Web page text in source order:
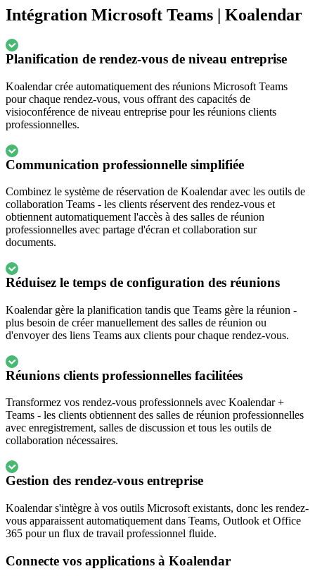
Intégration Microsoft Teams | Koalendar
Planification de rendez-vous de niveau entreprise
Koalendar crée automatiquement des réunions Microsoft Teams
pour chaque rendez-vous, vous offrant des capacités de
visioconférence de niveau entreprise pour les réunions clients
professionnelles.
Communication professionnelle simplifiée
Combinez le système de réservation de Koalendar avec les outils de
collaboration Teams - les clients réservent des rendez-vous et
obtiennent automatiquement l'accès à des salles de réunion
professionnelles avec partage d'écran et collaboration sur
documents.
Réduisez le temps de configuration des réunions
Koalendar gère la planification tandis que Teams gère la réunion -
plus besoin de créer manuellement des salles de réunion ou
d'envoyer des liens Teams aux clients pour chaque rendez-vous.
Réunions clients professionnelles facilitées
Transformez vos rendez-vous professionnels avec Koalendar +
Teams - les clients obtiennent des salles de réunion professionnelles
avec enregistrement, salles de discussion et tous les outils de
collaboration nécessaires.
Gestion des rendez-vous entreprise
Koalendar s'intègre à vos outils Microsoft existants, donc les rendez-
vous apparaissent automatiquement dans Teams, Outlook et Office
365 pour un flux de travail professionnel fluide.
Connecte vos applications à Koalendar